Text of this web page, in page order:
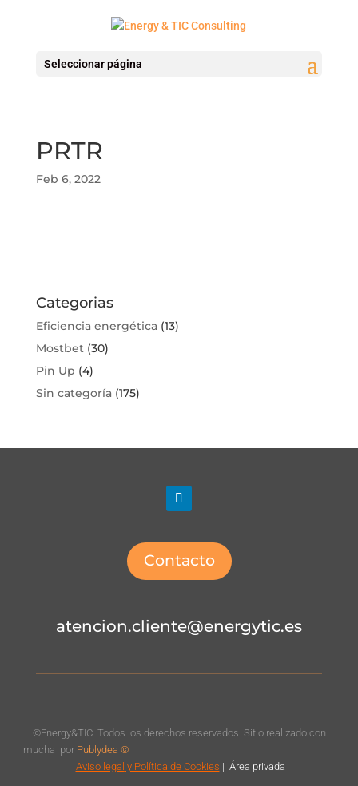
Seleccionar página
PRTR
Feb 6, 2022
Categorias
Eficiencia energética(13)
Mostbet(30)
Pin Up (4)
Sin categoría(175)
Contacto
atencion.cliente@energytic.es
©Energy&TIC. Todos los derechos reservados. Sitio realizado con
mucha por Publydea ©
Aviso legal y Política de Cookies | Área privada